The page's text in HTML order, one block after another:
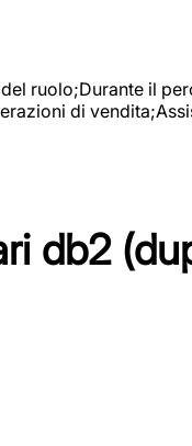
ruolo;Durante il
di
db2